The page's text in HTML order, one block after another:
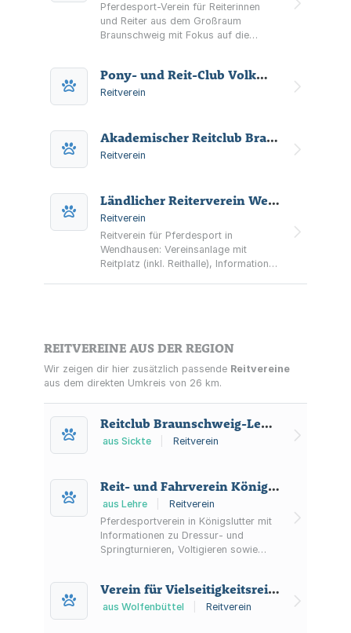
Pferdesport-Verein für Reiterinnen
und Reiter aus dem Großraum
Braunschweig mit Fokus auf die
Pony- und Reit-Club Volkmarode u. U. e. V.
Reitverein
Akademischer Reitclub Braunschweig e.V.
Reitverein
Ländlicher Reiterverein Wendhausen e.V.
Reitverein
Reitverein für Pferdesport in
Wendhausen: Vereinsanlage mit
Reitplatz (inkl. Reithalle), Informationen
REITVEREINE AUS DER REGION
Wir zeigen dir hier zusätzlich passende Reitvereine
aus dem direkten Umkreis von 26 km.
Reitclub Braunschweig-Lehndorf e.V.
aus Sickte Reitverein
Reit- und Fahrverein Königslutter und Umgebung e.V.
aus Lehre
Reitverein
Pferdesportverein in Königslutter mit
Informationen zu Dressur- und
Springturnieren, Voltigieren sowie
Verein für Vielseitigkeitsreiten Bad Harzburg e.V.
aus Wolfenbüttel Reitverein